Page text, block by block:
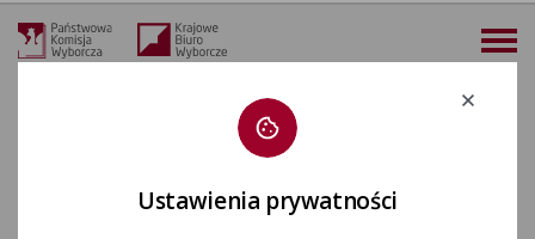
Deklaracja dostępności
Ustawienia prywatności